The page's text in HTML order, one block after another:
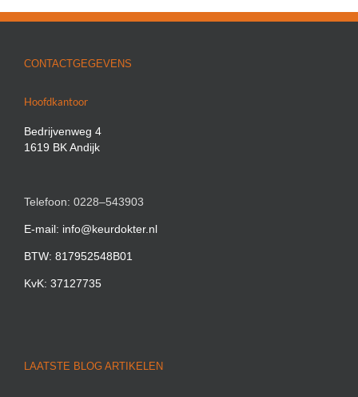
CONTACTGEGEVENS
Hoofdkantoor
Bedrijvenweg 4
1619 BK Andijk
Telefoon: 0228–543903
E-mail: info@keurdokter.nl
BTW: 817952548B01
KvK: 37127735
LAATSTE BLOG ARTIKELEN